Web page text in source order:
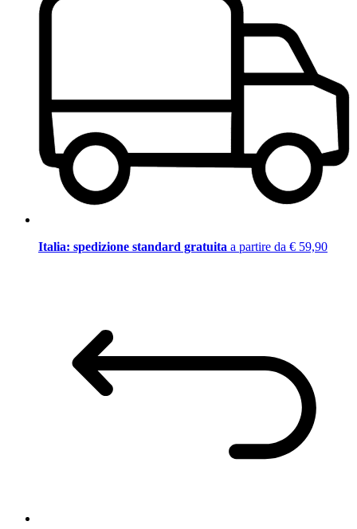
Italia: spedizione standard gratuita a partire da € 59,90